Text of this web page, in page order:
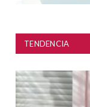
TENDENCIA